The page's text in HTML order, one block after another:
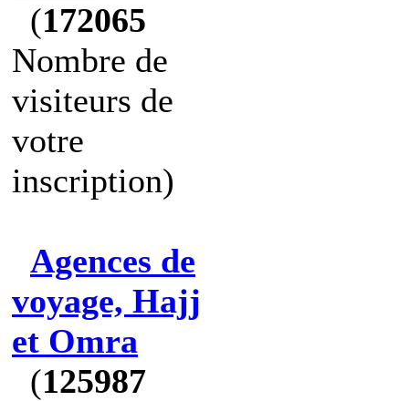
(172065
Nombre de
visiteurs de
votre
inscription)
Agences de
voyage, Hajj
et Omra
(125987